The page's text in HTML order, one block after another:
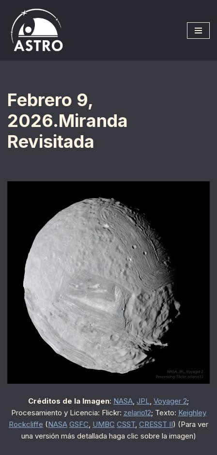
Saltar
al
contenido
Febrero 9,
2026.Miranda
Revisitada
Créditos de la Imagen: NASA, JPL, Voyager 2;
Procesamiento y Licencia: Flickr: zelario12; Texto: Keighley
Rockcliffe (NASA GSFC, UMBC CSST, CRESST II) (Para ver
una versión más detallada haga clic sobre la imagen)